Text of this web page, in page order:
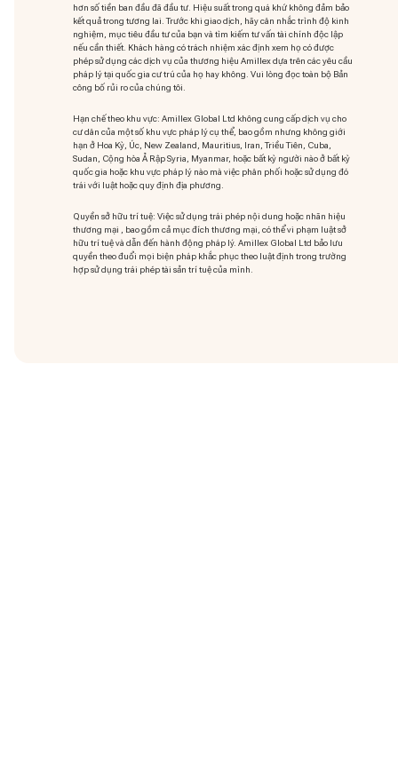
hơn số tiền ban đầu đã đầu tư. Hiệu suất trong quá khứ không đảm bảo
kết quả trong tương lai. Trước khi giao dịch, hãy cân nhắc trình độ kinh
nghiệm, mục tiêu đầu tư của bạn và tìm kiếm tư vấn tài chính độc lập
nếu cần thiết. Khách hàng có trách nhiệm xác định xem họ có được
phép sử dụng các dịch vụ của thương hiệu Amillex dựa trên các yêu cầu
pháp lý tại quốc gia cư trú của họ hay không. Vui lòng đọc toàn bộ Bản
công bố rủi ro của chúng tôi.
Hạn chế theo khu vực: Amillex Global Ltd không cung cấp dịch vụ cho
cư dân của một số khu vực pháp lý cụ thể, bao gồm nhưng không giới
hạn ở Hoa Kỳ, Úc, New Zealand, Mauritius, Iran, Triều Tiên, Cuba,
Sudan, Cộng hòa Ả Rập Syria, Myanmar, hoặc bất kỳ người nào ở bất kỳ
quốc gia hoặc khu vực pháp lý nào mà việc phân phối hoặc sử dụng đó
trái với luật hoặc quy định địa phương.
Quyền sở hữu trí tuệ: Việc sử dụng trái phép nội dung hoặc nhãn hiệu
thương mại , bao gồm cả mục đích thương mại, có thể vi phạm luật sở
hữu trí tuệ và dẫn đến hành động pháp lý. Amillex Global Ltd bảo lưu
quyền theo đuổi mọi biện pháp khắc phục theo luật định trong trường
hợp sử dụng trái phép tài sản trí tuệ của mình.